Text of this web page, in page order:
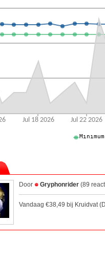
Door Gryphonrider (89
Vandaag €38,49 bij Kruidvat